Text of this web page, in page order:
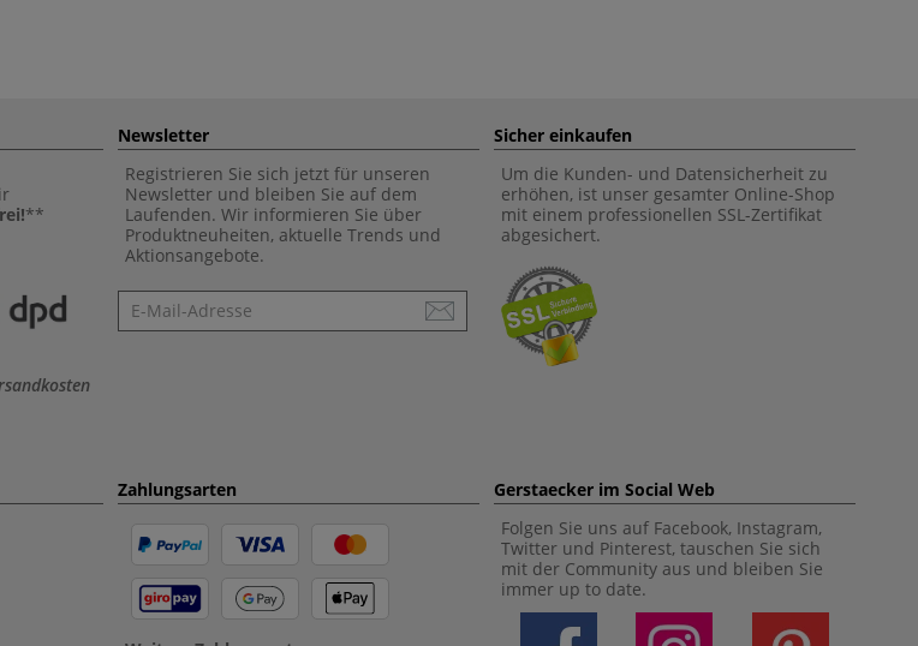
**
Newsletter
Registrieren Sie sich jetzt für unseren
Newsletter und bleiben Sie auf dem
Laufenden. Wir informieren Sie über
Produktneuheiten, aktuelle Trends und
Aktionsangebote.
Newsletter
Sicher einkaufen
Um die Kunden- und Datensicherheit zu
erhöhen, ist unser gesamter Online-Shop
mit einem professionellen SSL-Zertifikat
abgesichert.
Zahlungsarten
Gerstaecker im Social Web
Folgen Sie uns auf Facebook, Instagram,
Twitter und Pinterest, tauschen Sie sich
mit der Community aus und bleiben Sie
immer up to date.